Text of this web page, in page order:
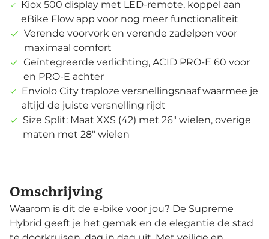
Kiox 500 display met LED-remote, koppel aan
eBike Flow app voor nog meer functionaliteit
Verende voorvork en verende zadelpen voor
maximaal comfort
Geïntegreerde verlichting, ACID PRO-E 60 voor
en PRO-E achter
Enviolo City traploze versnellingsnaaf waarmee je
altijd de juiste versnelling rijdt
Size Split: Maat XXS (42) met 26" wielen, overige
maten met 28" wielen
Omschrijving
Waarom is dit de e-bike voor jou? De Supreme
Hybrid geeft je het gemak en de elegantie de stad